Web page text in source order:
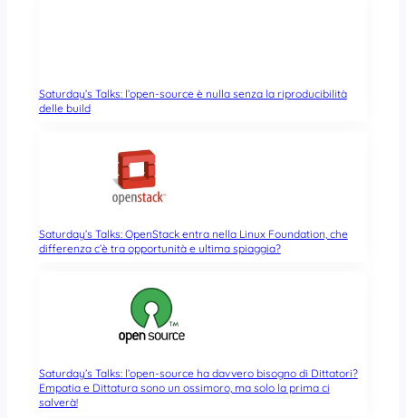
Saturday’s Talks: l’open-source è nulla senza la riproducibilità
delle build
Saturday’s Talks: OpenStack entra nella Linux Foundation, che
differenza c’è tra opportunità e ultima spiaggia?
Saturday’s Talks: l’open-source ha davvero bisogno di Dittatori?
Empatia e Dittatura sono un ossimoro, ma solo la prima ci
salverà!